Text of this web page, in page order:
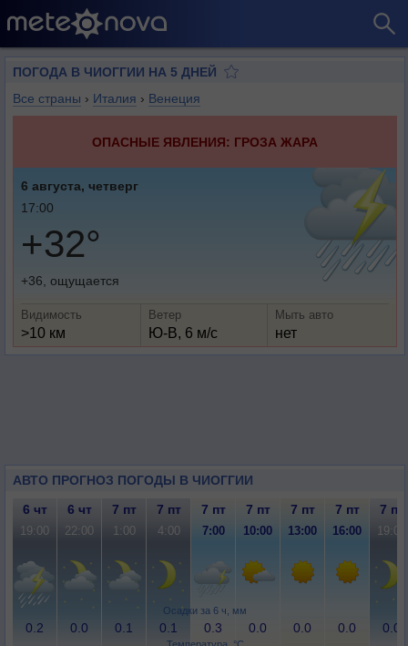
ПОГОДА В ЧИОГГИИ НА 5 ДНЕЙ
Все страны › Италия › Венеция
ОПАСНЫЕ ЯВЛЕНИЯ: ГРОЗА ЖАРА
6 августа, четверг
17:00
+32°
+36, ощущается
Видимость
>10 км
Ветер
Ю-В, 6 м/с
Мыть авто
нет
АВТО ПРОГНОЗ ПОГОДЫ В ЧИОГГИИ
Осадки за 6 ч, мм
6 чт 6 чт 7 пт 7 пт 7 пт 7 пт 7 пт 7 пт 7 пт
19:00 22:00 1:00 4:00 7:00 10:00 13:00 16:00 19:00
0.2 0.0 0.1 0.1 0.3 0.0 0.0 0.0 0.0